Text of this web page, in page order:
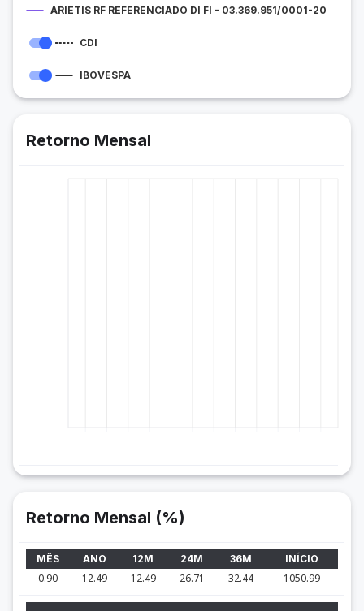
ARIETIS RF REFERENCIADO DI FI - 03.369.951/0001-20
CDI
IBOVESPA
Retorno Mensal
Retorno Mensal (%)
MÊS ANO 12M 24M 36M INÍCIO
0.90 12.49 12.49 26.71 32.44 1050.99